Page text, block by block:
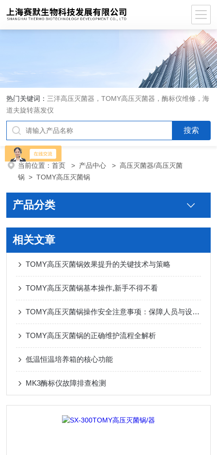
热门关键词： 三洋高压灭菌器，TOMY高压灭菌器，酶标仪维修，海
道夫旋转蒸发仪
当前位置：首页 > 产品中心 >高压灭菌器/高压灭菌
锅 >TOMY高压灭菌锅
产品分类
相关文章
TOMY高压灭菌锅效果提升的关键技术与策略
TOMY高压灭菌锅基本操作,新手不得不看
TOMY高压灭菌锅操作安全注意事项：保障人员与设备安全
TOMY高压灭菌锅的正确维护流程全解析
低温恒温培养箱的核心功能
MK3酶标仪故障排查检测